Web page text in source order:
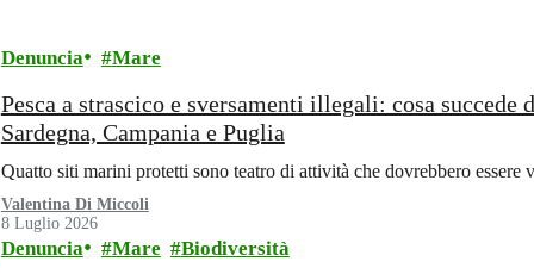
Denuncia Mare
Pesca a strascico e sversamenti illegali: cosa
Sardegna, Campania e Puglia
Quatto siti marini protetti sono teatro di attività che dovrebbero essere
Valentina Di Miccoli
8 Luglio 2026
Denuncia Mare Biodiversità